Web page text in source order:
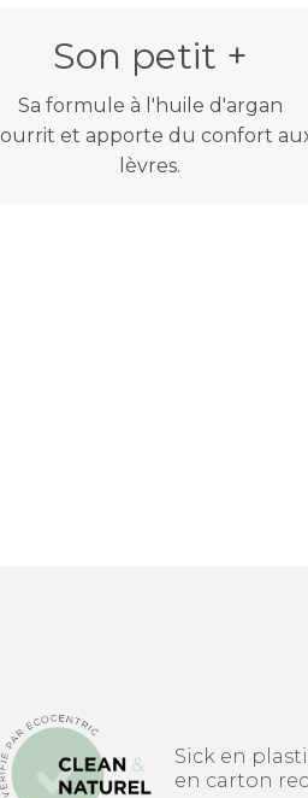
Son petit +
Sa formule à l'huile d'argan
et apporte du confort
lèvres.
Sick en
en carton